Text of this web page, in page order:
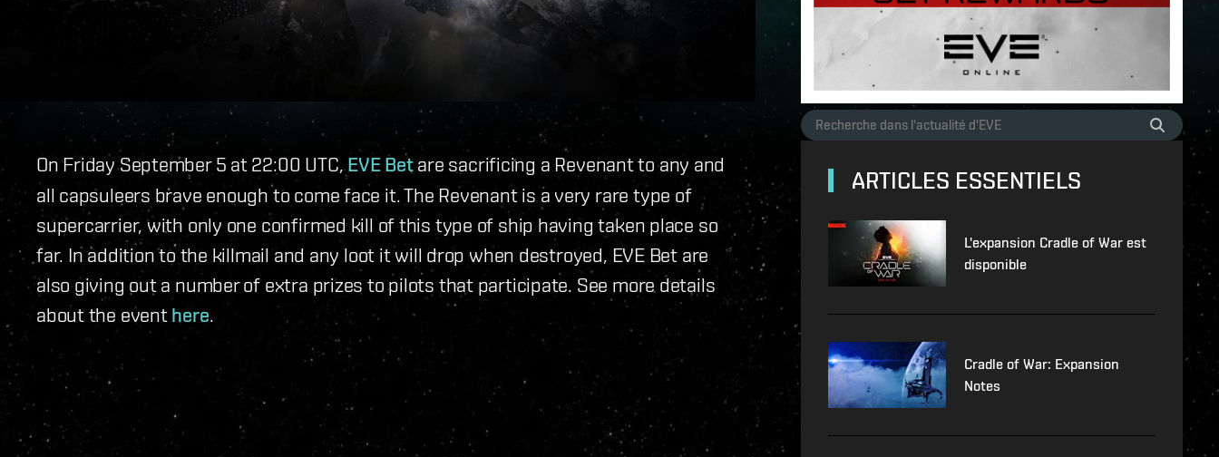
On Friday September 5 at 22:00 UTC,EVE Betare sacrificing a Revenant to any and
all capsuleers brave enough to come face it. The Revenant is a very rare type of
supercarrier, with only one confirmed kill of this type of ship having taken place so
far. In addition to the killmail and any loot it will drop when destroyed, EVE Bet are
also giving out a number of extra prizes to pilots that participate. See more details
about the event here.
ARTICLES ESSENTIELS
L'expansion Cradle of War est
disponible
Cradle of War: Expansion
Notes